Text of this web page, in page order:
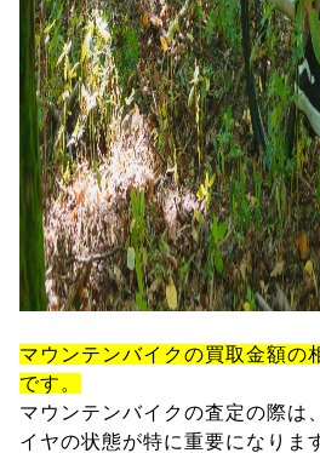
マウンテンバイクの買取金額の
です。
マウンテンバイクの査定の際は
イヤの状態が特に重要になりま